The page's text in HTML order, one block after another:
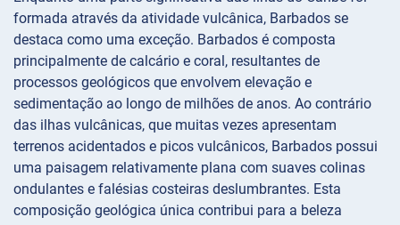
formada através da atividade vulcânica, Barbados se
destaca como uma exceção. Barbados é composta
principalmente de calcário e coral, resultantes de
processos geológicos que envolvem elevação e
sedimentação ao longo de milhões de anos. Ao contrário
das ilhas vulcânicas, que muitas vezes apresentam
terrenos acidentados e picos vulcânicos, Barbados possui
uma paisagem relativamente plana com suaves colinas
ondulantes e falésias costeiras deslumbrantes. Esta
composição geológica única contribui para a beleza